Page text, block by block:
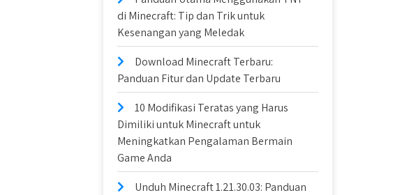
di Minecraft: Tip dan Trik untuk
Kesenangan yang Meledak
Download Minecraft Terbaru:
Panduan Fitur dan Update Terbaru
10 Modifikasi Teratas yang Harus
Dimiliki untuk Minecraft untuk
Meningkatkan Pengalaman Bermain
Game Anda
Unduh Minecraft 1.21.30.03: Panduan